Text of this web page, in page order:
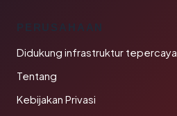
PERUSAHAAN
Didukung infrastruktur tepercaya
Tentang
Kebijakan Privasi